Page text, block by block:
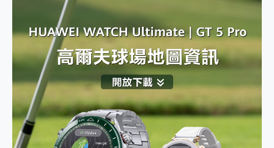
OPPO 哈蘇 300mm 專業增距鏡實測：Find X9 Ultra 光學長焦隨手拍，紀錄生活就是這麼簡單
Motorola edge 70 pro 及 moto g37 power上市，登錄在送飛利浦氣炸鍋
近八千元的 Soundcore Liberty 5 Pro Max，有螢幕的耳機會是智商稅嗎?